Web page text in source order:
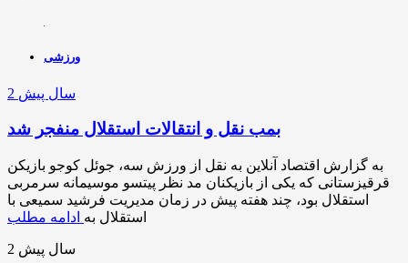
ورزشی
2 سال پیش
بمب نقل و انتقالات استقلال منفجر شد
به گزارش اقتصاد آنلاین به نقل از ورزش سه، جوئل کوجو بازیکن
قرقیزستانی که یکی از بازیکنان مد نظر پیتسو موسیمانه سرمربی
استقلال بود، چند هفته پیش در زمان مدیریت فرشید سمیعی با
استقلال به ادامه مطلب
2 سال پیش